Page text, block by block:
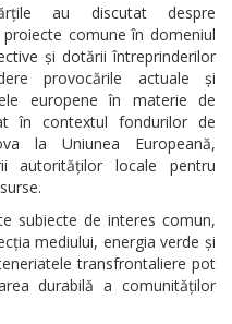
au discutat despre
comune în domeniul
și dotării întreprinderilor
provocările actuale și
europene în materie de
în contextul fondurilor de
la Uniunea Europeană,
autorităților locale pentru
subiecte de interes comun,
mediului, energia verde și
transfrontaliere pot
durabilă a comunităților